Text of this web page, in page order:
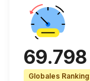
Globales Ranking